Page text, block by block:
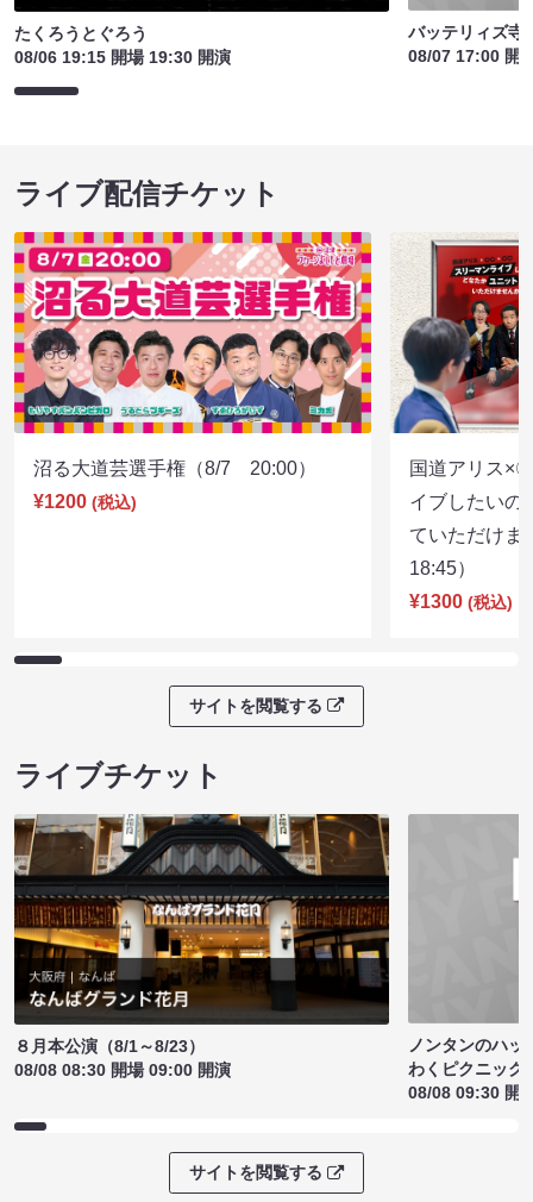
たくろうとぐろう
08/06 19:15 開場 19:30 開演
バッテリィズ寺
08/07 17:00 開
ライブ配信チケット
沼る大道芸選手権（8/7 20:00）
¥1200 (税込)
国道アリス×
イブしたいの
ていただけ
18:45）
¥1300 (税込)
サイトを閲覧する
ライブチケット
８月本公演（8/1～8/23）
08/08 08:30 開場 09:00 開演
ノンタンのハッ
わくピクニック
08/08 09:30 開
サイトを閲覧する